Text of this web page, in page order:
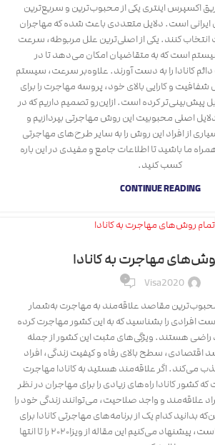
اکسپرس اینتری یکی از محبوب‌ترین و سریع‌ترین
است. دلایل متعددی باعث شده که مهاجران
انتخاب کنند. یکی از اصلی‌ترین علل مربوطه، سرعت
است که به متقاضیان امکان می‌دهد تا در
کانادا را به دست آورند. علاوه‌بر سرعت، سیستم
و کارایی بالای خود، پروسه‌ مهاجرت را برای
پیش‌بینی‌تر کرده است. ازاین‌رو تصمیم داریم که در
اصلی محبوبیت این روش مهاجرتی بپردازیم و
از افراد این روش را به سایر طرح‌های مهاجرتی
ما باشید تا اطلاعات جامع و مفیدی در این باره
کسب کنید.
CONTINUE READING
مهاجرت به کانادا
Visa2020 ۰
محبوب‌ترین مقاصد علاقه‌مند به مهاجرت به‌شمار
افرادی را بشناسید که به این کشور مهاجرت کرده
راضی هستند. ویژگی‌های مثبت این کشور از جمله
اقتصادی، سطح بالای رفاه و کیفیت زندگی، افراد
می‌کند. اگر علاقه‌مند هستید به کانادا مهاجرت
کشور کانادا راه‌های زیادی را برای مهاجران در نظر
علاقه‌مند و واجد صلاحیت، می‌توانند زندگی خود را
بدانید کدام یک از برنامه‌های مهاجرتی کانادا برای
مهاجرت شما مناسب است، پیشنهاد می‌کنیم این مقاله از ویزا۲۰۲۰ را تا انتها